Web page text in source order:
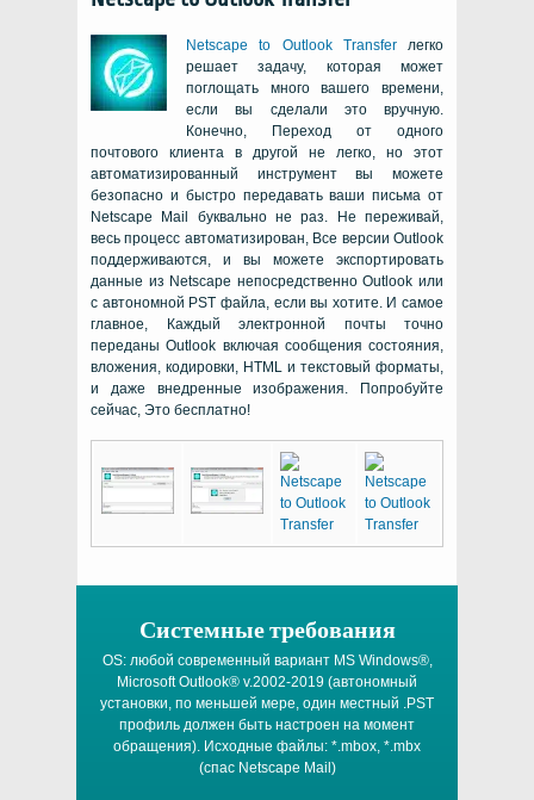
Netscape to Outlook Transferлегко
решает задачу, которая может
поглощать много вашего времени,
если вы сделали это вручную.
Конечно, Переход от одного
почтового клиента в другой не легко, но этот
автоматизированный инструмент вы можете
безопасно и быстро передавать ваши письма от
Netscape Mail буквально не раз. Не переживай,
весь процесс автоматизирован, Все версии Outlook
поддерживаются, и вы можете экспортировать
данные из Netscape непосредственноOutlook или
с автономной PST файла, если вы хотите. И самое
главное, Каждый электронной почты точно
переданыOutlook включая сообщения состояния,
вложения, кодировки, HTML и текстовый форматы,
и даже внедренные изображения. Попробуйте
сейчас, Это бесплатно!
Системные требования
OS:любой современный вариант MS Windows®,
Microsoft Outlook® v.2002-2019 (автономный
установки, по меньшей мере, один местный .PST
профиль должен быть настроен на момент
обращения). Исходные файлы: *.mbox, *.mbx
(спас Netscape Mail )